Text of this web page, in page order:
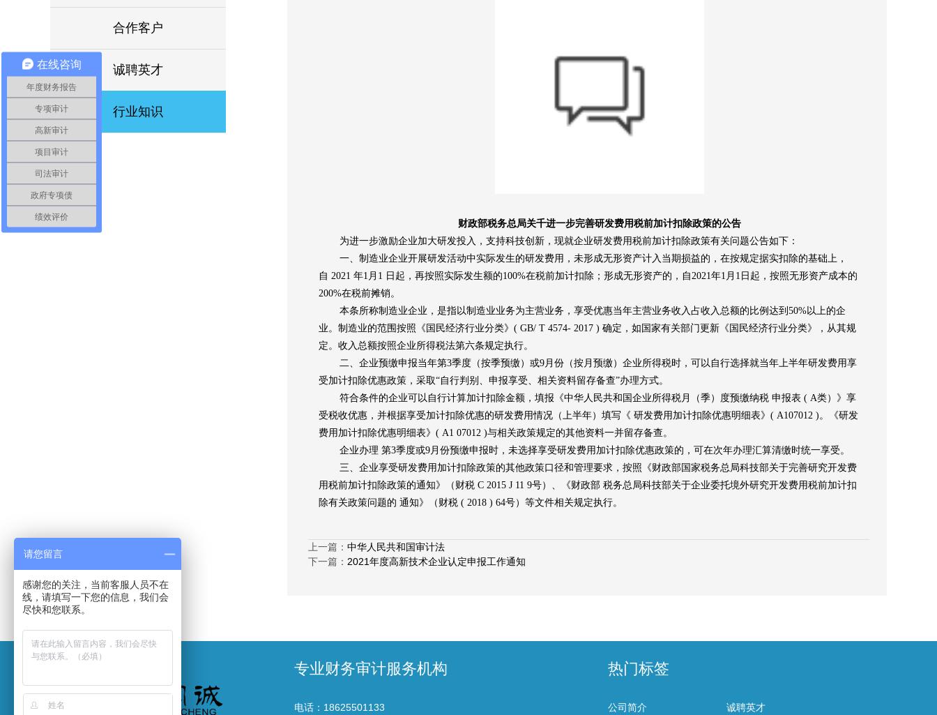
合作客户
诚聘英才
行业知识
财政部税务总局关千进一步完善研发费用税前加计扣除政策的公告
为进一步激励企业加大研发投入，支持科技创新，现就企业研发费用税前加计扣除政策有关问题公告如下：
一、制造业企业开展研发活动中实际发生的研发费用，未形成无形资产计入当期损益的，在按规定据实扣除的基础上，
自 2021 年1 月 1 日起 ， 再按照实际发生额的100%在税前加计扣除；形成无形资产的，自2021年1 月 1 日起，按照无形资产成本的
200%在税前摊销。
本条所称制造业企业，是指以制造业业务为主营业务，享受优惠当年主营业务收入占收入总额的比例达到 50%以上的企
业。制造业的范围按照《国民经济行业分类》 ( GB/ T 4574- 2017 ) 确定，如国家有关部门更新《国民经济行业分类》，从其规
定。收入总额按照企业所得税法第六条规定执行。
二、企业预缴申报当年第3季度（按季预缴）或9月份（按月预缴）企业所得税时，可以自行选择就当年上半年研发费用享
受加计扣除优惠政策，采取“自行判别、申报享受、相关资料留存备查”办理方式。
符合条件的企业可以自行计算加计扣除金额，填报《中华人民共和国企业所得税月（季）度预缴纳税 申报表 ( A类）》享
受税收优惠，并根据享受加计扣除优惠的研发费用情况（上半年）填写《 研发费用加计扣除优惠明细表》 ( A107012 )。《研发
费用加计扣除优惠明细表》 ( A1 07012 )与相关政策规定的其他资料一并留存备查。
企业办理 第3季度或9月份预缴申报时 ， 未选择享受研发费用加计扣除优惠政策的，可在次年办理汇算清缴时统一享受。
三、企业享受研发费用加计扣除政策的其他政策口径和管理要求，按照《财政部国家税务总局科技部关于完善研究开发费
用税前加计扣除政策的通知》（财税 C 2015 J 11 9号）、《财政部 税务总局科技部关于企业委托境外研究开发费用税前加计扣
除有关政策问题的 通知》（财税 ( 2018 ) 64号）等文件相关规定执行。
上一篇： 中华人民共和国审计法
下一篇： 2021年度高新技术企业认定申报工作通知
专业财务审计服务机构
电话：18625501133
热门标签
公司简介 诚聘英才
在线咨询
年度财务报告
专项审计
高新审计
项目审计
司法审计
政府专项债
绩效评价
请您留言
感谢您的关注，当前客服人员不在
线，请填写一下您的信息，我们会
尽快和您联系。